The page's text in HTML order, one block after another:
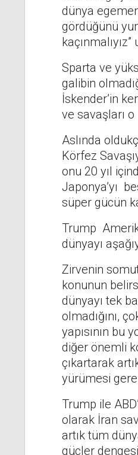
dünya
gördüğünü
kaçınmalıyız”
Sparta ve
galibin
İskender’in
ve savaşları
Aslında
Körfez
onu 20 yıl
Japonya’yı
süper gücün
Trump
dünyayı
Zirvenin
konunun
dünyayı tek
olmadığını,
yapısının bu
diğer önemli
çıkartarak
yürümesi
Trump ile
olarak İran
artık tüm
güçler